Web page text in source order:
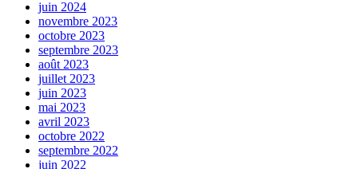
juin 2024
novembre 2023
octobre 2023
septembre 2023
août 2023
juillet 2023
juin 2023
mai 2023
avril 2023
octobre 2022
septembre 2022
juin 2022